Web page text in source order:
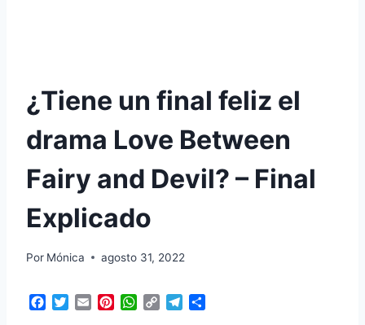
¿Tiene un final feliz el
drama Love Between
Fairy and Devil? – Final
Explicado
Por Mónica agosto 31, 2022
W
C